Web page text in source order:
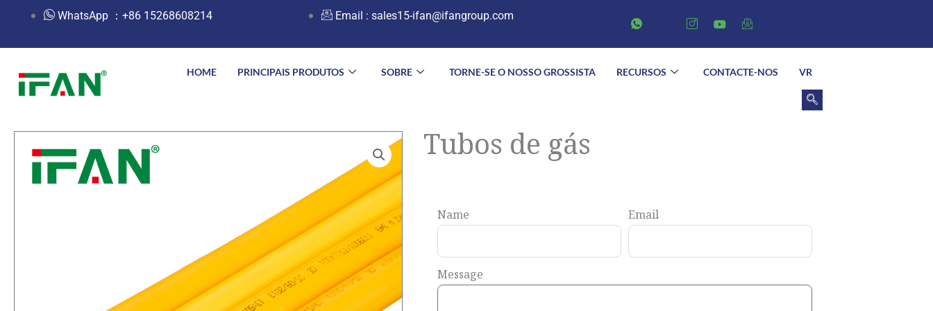
内
WhatsApp ：+86 15268608214 Email : sales15-ifan@ifangroup.com
HOME PRINCIPAIS PRODUTOS SOBRE TORNE-SE O NOSSO GROSSISTA RECURSOS CONTACTE-NOS VR
Tubos de gás
Name Email
Message